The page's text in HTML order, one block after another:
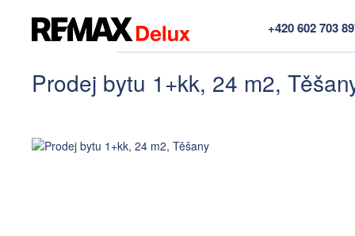
+420 602 703
Prodej bytu 1+kk, 24 m2,